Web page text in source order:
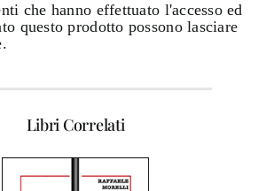
che hanno effettuato l'accesso ed
questo prodotto possono lasciare
Libri Correlati